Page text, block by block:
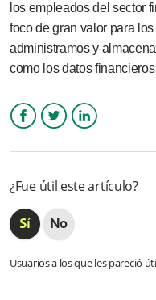
los empleados del sector
foco de gran valor para
administramos y
como los datos
¿Fue útil este artículo?
Usuarios a los que les pareció